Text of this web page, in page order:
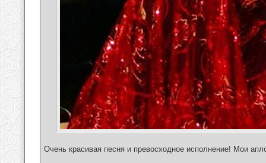
Очень красивая песня и превосходное исполнение! Мои